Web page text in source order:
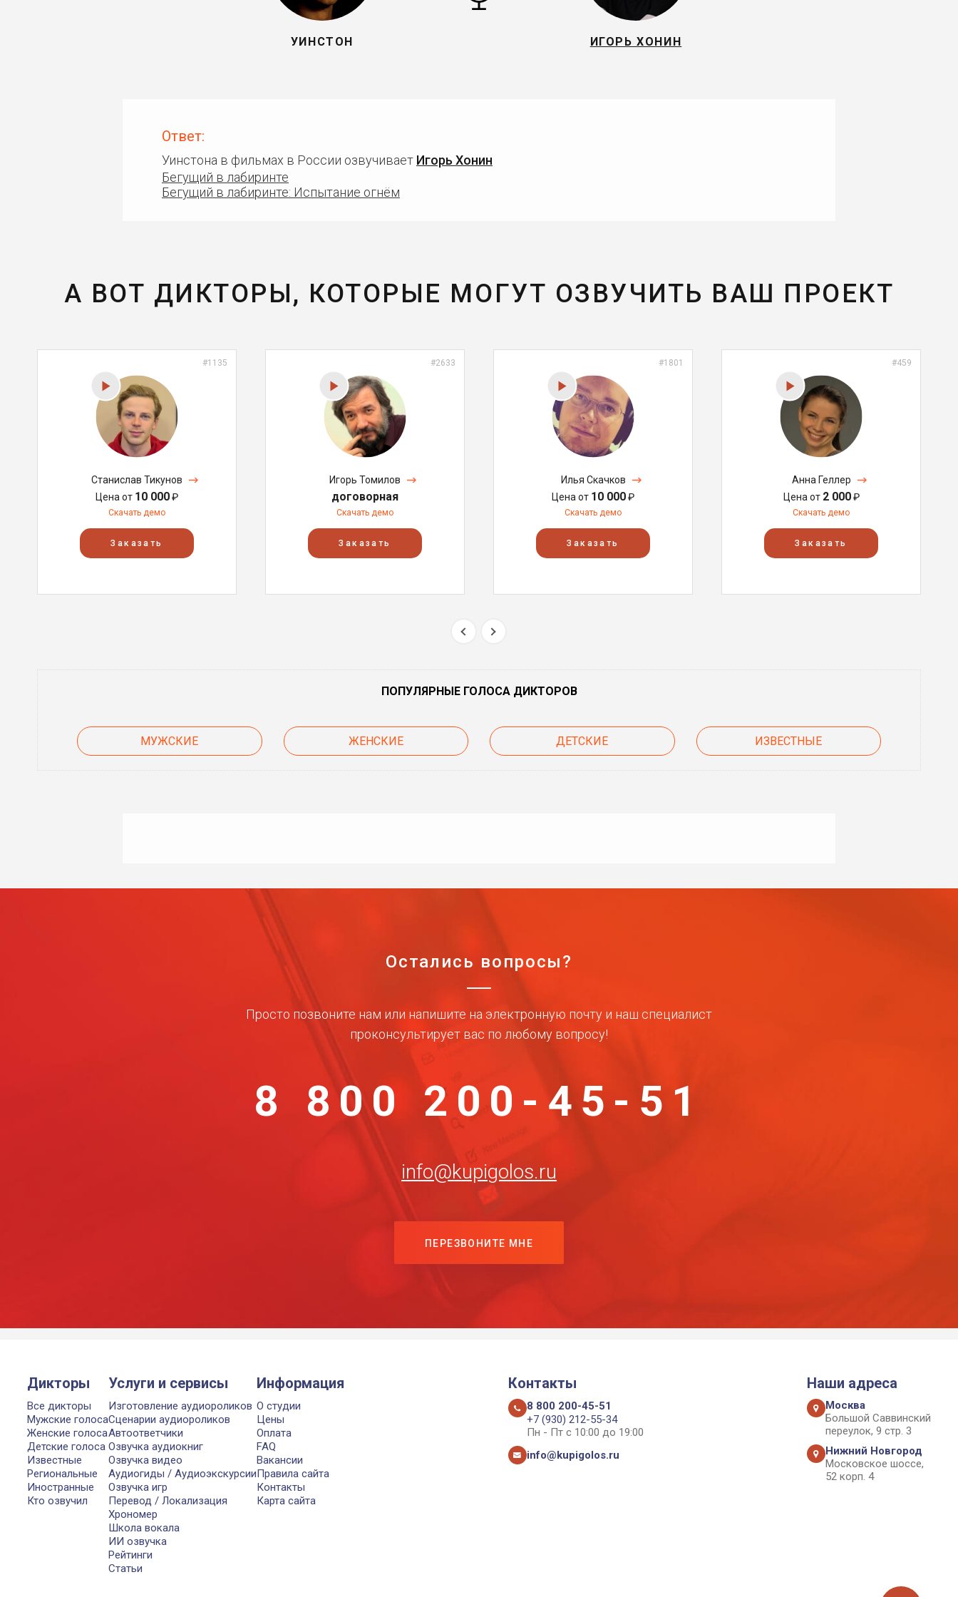
УИНСТОН ИГОРЬ ХОНИН
Ответ:
Уинстона в фильмах в России озвучивает Игорь Хонин
Бегущий в лабиринте
Бегущий в лабиринте: Испытание огнём
А ВОТ ДИКТОРЫ, КОТОРЫЕ МОГУТ ОЗВУЧИТЬ ВАШ ПРОЕКТ
#1135
Станислав Тикунов
Цена от 10 000₽
Скачать демо
Заказать
#2633
Игорь Томилов
договорная
Скачать демо
Заказать
#1801
Илья Скачков
Цена от 10 000₽
Скачать демо
Заказать
#459
Анна Геллер
Цена от 2 000₽
Скачать демо
Заказать
ПОПУЛЯРНЫЕ ГОЛОСА ДИКТОРОВ
МУЖСКИЕ ЖЕНСКИЕ ДЕТСКИЕ ИЗВЕСТНЫЕ
Остались вопросы?
Просто позвоните нам или напишите на электронную почту и наш специалист
проконсультирует вас по любому вопросу!
8 800 200-45-51
info@kupigolos.ru
ПЕРЕЗВОНИТЕ МНЕ
Дикторы
Все дикторы
Мужские голоса
Женские голоса
Детские голоса
Известные
Региональные
Иностранные
Кто озвучил
Услуги и сервисы
Изготовление аудиороликов
Сценарии аудиороликов
Автоответчики
Озвучка аудиокниг
Озвучка видео
Аудиогиды / Аудиоэкскурсии
Озвучка игр
Перевод / Локализация
Хрономер
Школа вокала
ИИ озвучка
Рейтинги
Статьи
Информация
О студии
Цены
Оплата
FAQ
Вакансии
Правила сайта
Контакты
Карта сайта
Контакты
8 800 200-45-51
+7 (930) 212-55-34
Пн - Пт с 10:00 до 19:00
info@kupigolos.ru
Наши адреса
Москва
Большой Саввинский
переулок, 9 стр. 3
Нижний Новгород
Московское шоссе,
52 корп. 4